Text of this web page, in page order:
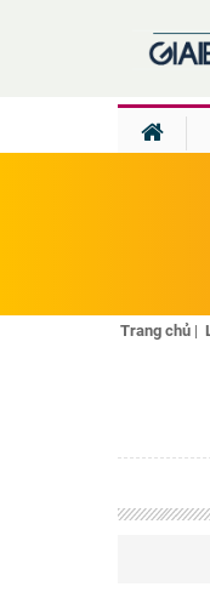
Trang chủ|